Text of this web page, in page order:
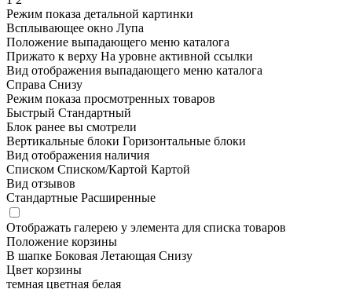
Режим показа детальной картинки
Всплывающее окно Лупа
Положение выпадающего меню каталога
Прижато к верху На уровне активной ссылки
Вид отображения выпадающего меню каталога
Справа Снизу
Режим показа просмотренных товаров
Быстрый Стандартный
Блок ранее вы смотрели
Вертикальные блоки Горизонтальные блоки
Вид отображения наличия
Списком Списком/Картой Картой
Вид отзывов
Стандартные Расширенные
Отображать галерею у элемента для списка товаров
Положение корзины
В шапке Боковая Летающая Снизу
Цвет корзины
темная цветная белая